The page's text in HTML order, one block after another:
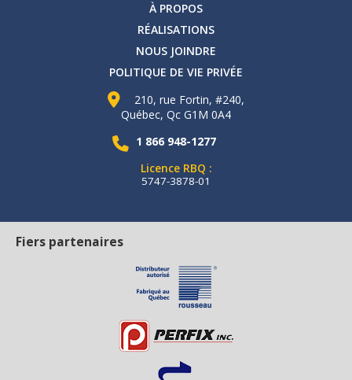
À PROPOS
RÉALISATIONS
NOUS JOINDRE
POLITIQUE DE VIE PRIVÉE
210, rue Fortin, #240,
Québec, Qc G1M 0A4
1 866 948-1277
Licence RBQ :
5747-3878-01
Fiers partenaires